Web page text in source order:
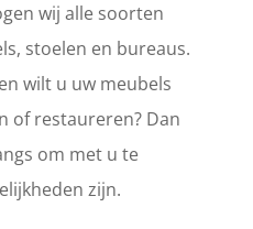
wij alle soorten
stoelen en bureaus.
wilt u uw meubels
of restaureren? Dan
om met u te
zijn.